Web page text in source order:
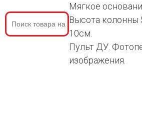
Мягкое
Высота колонны
10см.
Пульт ДУ.
изображения.